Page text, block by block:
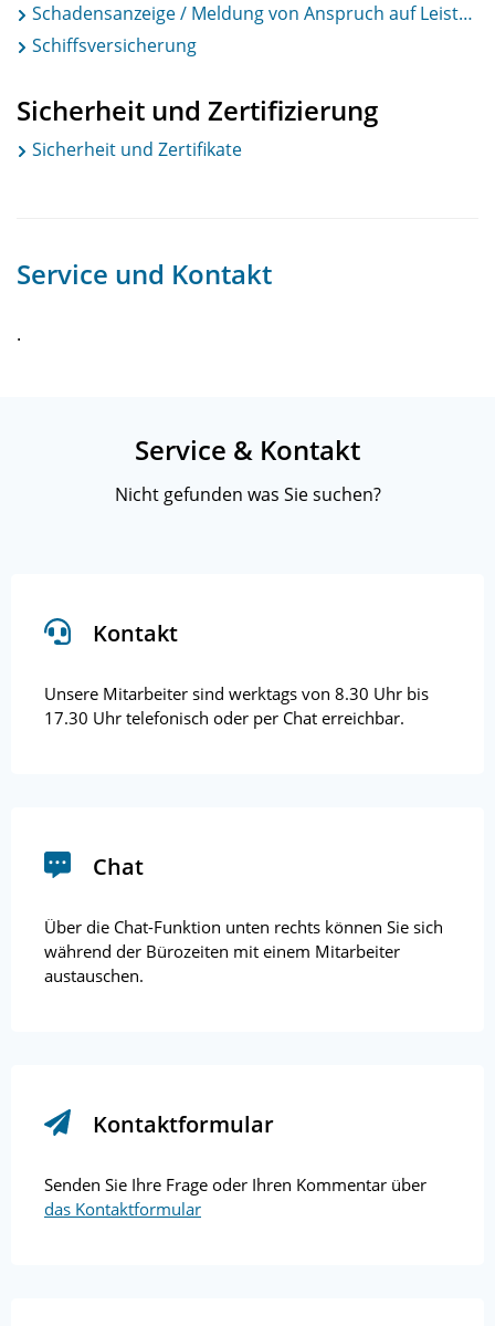
Schadensanzeige / Meldung von Anspruch auf Leistung mit Reiseversicherung
Schiffsversicherung
Sicherheit und Zertifizierung
Sicherheit und Zertifikate
Service und Kontakt
.
Service & Kontakt
Nicht gefunden was Sie suchen?
Kontakt
Unsere Mitarbeiter sind werktags von 8.30 Uhr bis
17.30 Uhr telefonisch oder per Chat erreichbar.
Chat
Über die Chat-Funktion unten rechts können Sie sich
während der Bürozeiten mit einem Mitarbeiter
austauschen.
Kontaktformular
Senden Sie Ihre Frage oder Ihren Kommentar über
das Kontaktformular